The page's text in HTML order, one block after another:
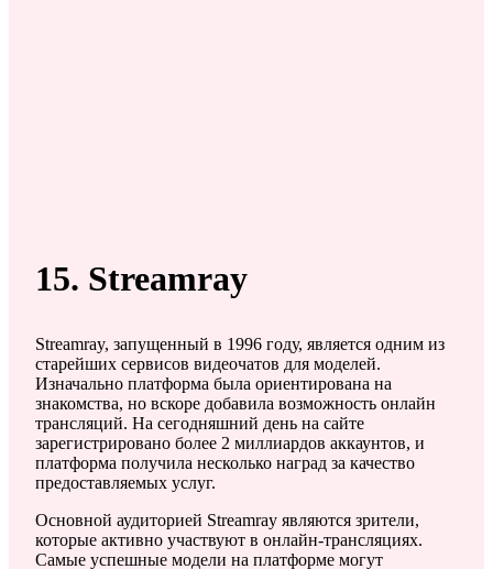
15. Streamray
Streamray, запущенный в 1996 году, является одним из
старейших сервисов видеочатов для моделей.
Изначально платформа была ориентирована на
знакомства, но вскоре добавила возможность онлайн
трансляций. На сегодняшний день на сайте
зарегистрировано более 2 миллиардов аккаунтов, и
платформа получила несколько наград за качество
предоставляемых услуг.
Основной аудиторией Streamray являются зрители,
которые активно участвуют в онлайн-трансляциях.
Самые успешные модели на платформе могут